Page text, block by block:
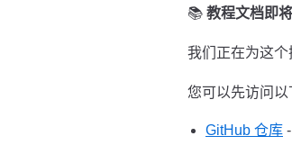
📚 教程文档即
我们正在为这
您可以先访问以
GitHub 仓库